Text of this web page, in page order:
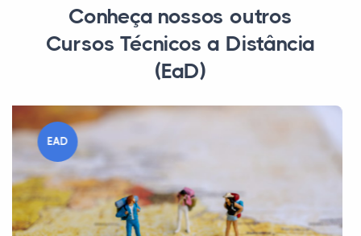
Conheça nossos outros
Cursos Técnicos a Distância
(EaD)
EAD